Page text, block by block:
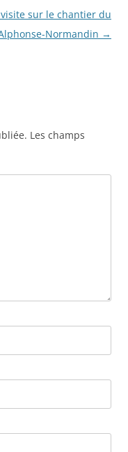
sur le chantier du
Normandin →
Les champs